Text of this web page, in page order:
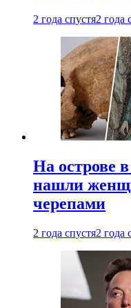
2 года спустя2 года
На острове
нашли
черепами
2 года спустя2 года